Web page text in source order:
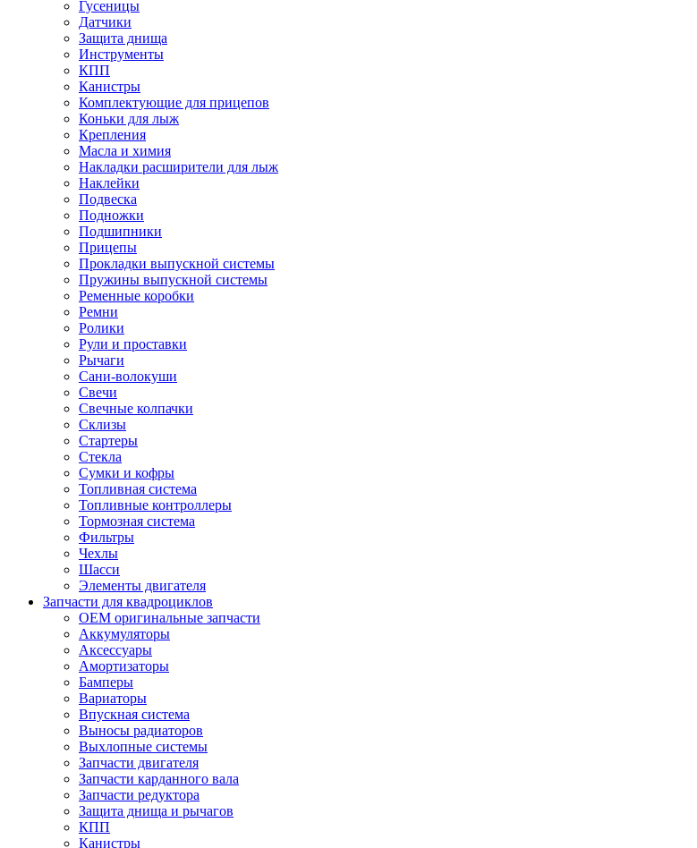
Гусеницы
Датчики
Защита днища
Инструменты
КПП
Канистры
Комплектующие для прицепов
Коньки для лыж
Крепления
Масла и химия
Накладки расширители для лыж
Наклейки
Подвеска
Подножки
Подшипники
Прицепы
Прокладки выпускной системы
Пружины выпускной системы
Ременные коробки
Ремни
Ролики
Рули и проставки
Рычаги
Сани-волокуши
Свечи
Свечные колпачки
Склизы
Стартеры
Стекла
Сумки и кофры
Топливная система
Топливные контроллеры
Тормозная система
Фильтры
Чехлы
Шасси
Элементы двигателя
Запчасти для квадроциклов
OEM оригинальные запчасти
Аккумуляторы
Аксессуары
Амортизаторы
Бамперы
Вариаторы
Впускная система
Выносы радиаторов
Выхлопные системы
Запчасти двигателя
Запчасти карданного вала
Запчасти редуктора
Защита днища и рычагов
КПП
Канистры